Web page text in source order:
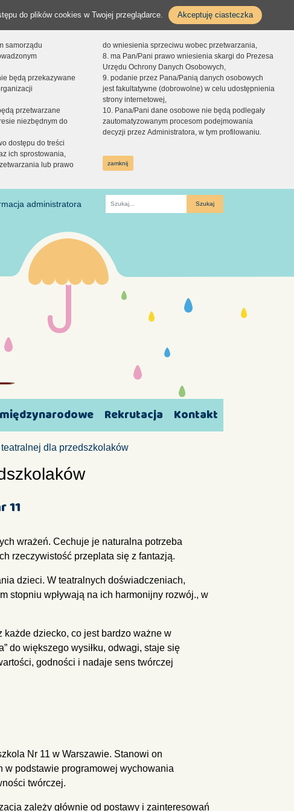
do plików cookies w Twojej przeglądarce. Akceptuję ciasteczka
samorządu
będą przekazywane
przetwarzane
niezbędnym do
dostępu do treści
ich sprostowania,
lub prawo
do wniesienia sprzeciwu wobec przetwarzania,
8. ma Pan/Pani prawo wniesienia skargi do Prezesa
Urzędu Ochrony Danych Osobowych,
9. podanie przez Pana/Panią danych osobowych
jest fakultatywne (dobrowolne) w celu udostępnienia
strony internetowej,
10. Pana/Pani dane osobowe nie będą podlegały
zautomatyzowanym procesom podejmowania
decyzji przez Administratora, w tym profilowaniu.
zamknij
administratora
Fraza
Rekrutacja Kontakt
dla przedszkolaków
11
wrażeń. Cechuje je naturalna potrzeba
rzeczywistość przeplata się z fantazją.
dzieci. W teatralnych doświadczeniach,
stopniu wpływają na ich harmonijny rozwój., w
dziecko, co jest bardzo ważne w
do większego wysiłku, odwagi, staje się
godności i nadaje sens twórczej
Nr 11 w Warszawie. Stanowi on
w podstawie programowej wychowania
twórczej.
zależy głównie od postawy i zainteresowań